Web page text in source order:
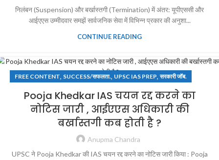
निलंबन (Suspension) और बर्खास्तगी (Termination) में अंतर: यूपीएससी और
आईएएस उम्मीदवार समझें सार्वजनिक सेवा में विभिन्न प्रकार की अनुशा...
CONTINUE READING
FREE CONTENT, SUCCESS/सफलता., UPSC IAS PREP, सरकारी जॉब.
Pooja Khedkar IAS चयन रद्द करने का
नोटिस जारी , आईएएस अधिकारी की
बर्खास्तगी कब होती है ?
Anupma Chandra
UPSC ने Pooja Khedkar की IAS चयन रद्द करने का नोटिस जारी किया : Pooja